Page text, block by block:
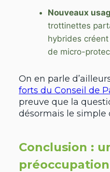
Nouveaux
trottinettes
hybrides
de micro-
On en parle
forts du Conseil de
preuve que la
désormais le simple
Conclusion :